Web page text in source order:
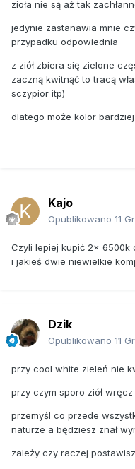
zioła nie są aż tak
jedynie zastanawia mnie
przypadku odpowiednia
z ziół zbiera się zielone
zaczną kwitnąć to tracą
sczypior itp)
dlatego może kolor
Kajo
Opublikowano 11
Czyli lepiej kupić 2x 6500k
i jakieś dwie niewielkie
Dzik
Opublikowano 11
przy cool white zieleń nie
przy czym sporo ziół
przemyśl co przede
naturze a będziesz znał
zależy czy raczej